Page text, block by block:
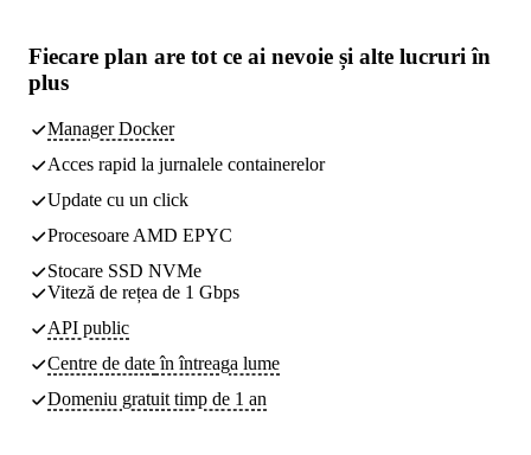
Fiecare plan are tot ce ai nevoie și alte lucruri în
plus
Manager Docker
Acces rapid la jurnalele containerelor
Update cu un click
Procesoare AMD EPYC
Stocare SSD NVMe
Viteză de rețea de 1 Gbps
API public
Centre de dateîn întreaga lume
Domeniu gratuit timp de 1 an